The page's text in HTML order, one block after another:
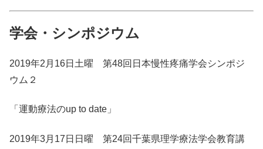
学会・シンポジウム
2019年2月16日土曜 第48回日本慢性疼痛学会シンポジ
ウム２
「運動療法のup to date」
2019年3月17日日曜 第24回千葉県理学療法学会教育講